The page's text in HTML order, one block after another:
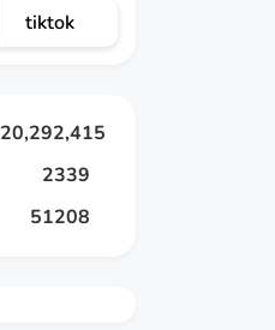
tiktok
20,292,415
2339
51208